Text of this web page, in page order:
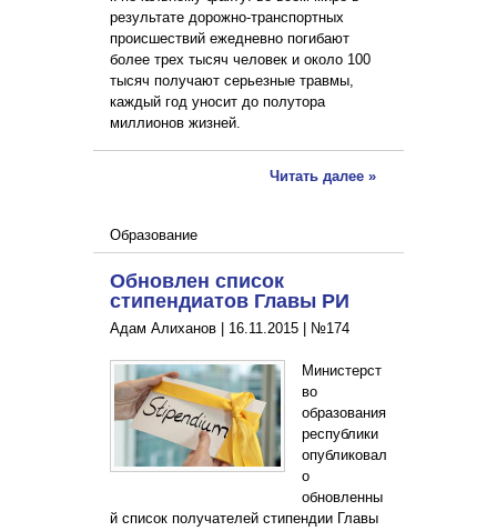
результате дорожно-транспортных
происшествий ежедневно погибают
более трех тысяч человек и около 100
тысяч получают серьезные травмы,
каждый год уносит до полутора
миллионов жизней.
Читать далее »
Образование
Обновлен список
стипендиатов Главы РИ
Адам Алиханов | 16.11.2015 №174
Министерст
во
образования
республики
опубликовал
о
обновленны
й список получателей стипендии Главы